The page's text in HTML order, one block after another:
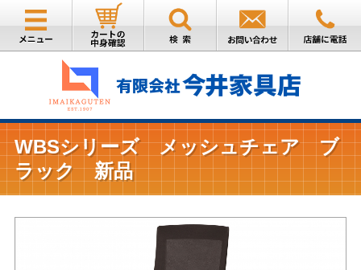
WBSシリーズ メッシュチェア ブ
ラック 新品